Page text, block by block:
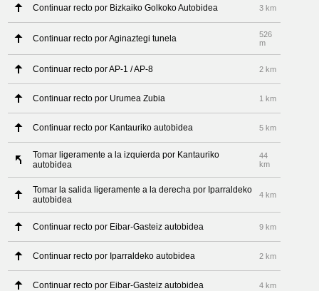
Continuar recto por Bizkaiko Golkoko Autobidea 3 km
Continuar recto por Aginaztegi tunela
526
m
Continuar recto por AP-1 / AP-8 2 km
Continuar recto por Urumea Zubia 1 km
Continuar recto por Kantauriko autobidea 5 km
Tomar ligeramente a la izquierda por Kantauriko
autobidea
44
km
Tomar la salida ligeramente a la derecha por Iparraldeko
autobidea
4 km
Continuar recto por Eibar-Gasteiz autobidea 9 km
Continuar recto por Iparraldeko autobidea 2 km
Continuar recto por Eibar-Gasteiz autobidea 4 km